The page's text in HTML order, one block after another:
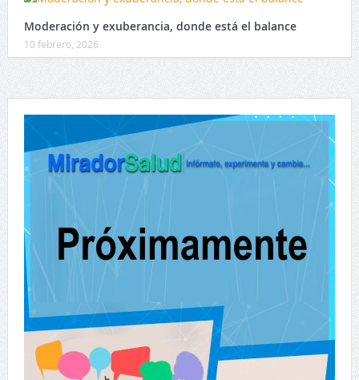
Moderación y exuberancia, donde está el balance
10 febrero, 2026